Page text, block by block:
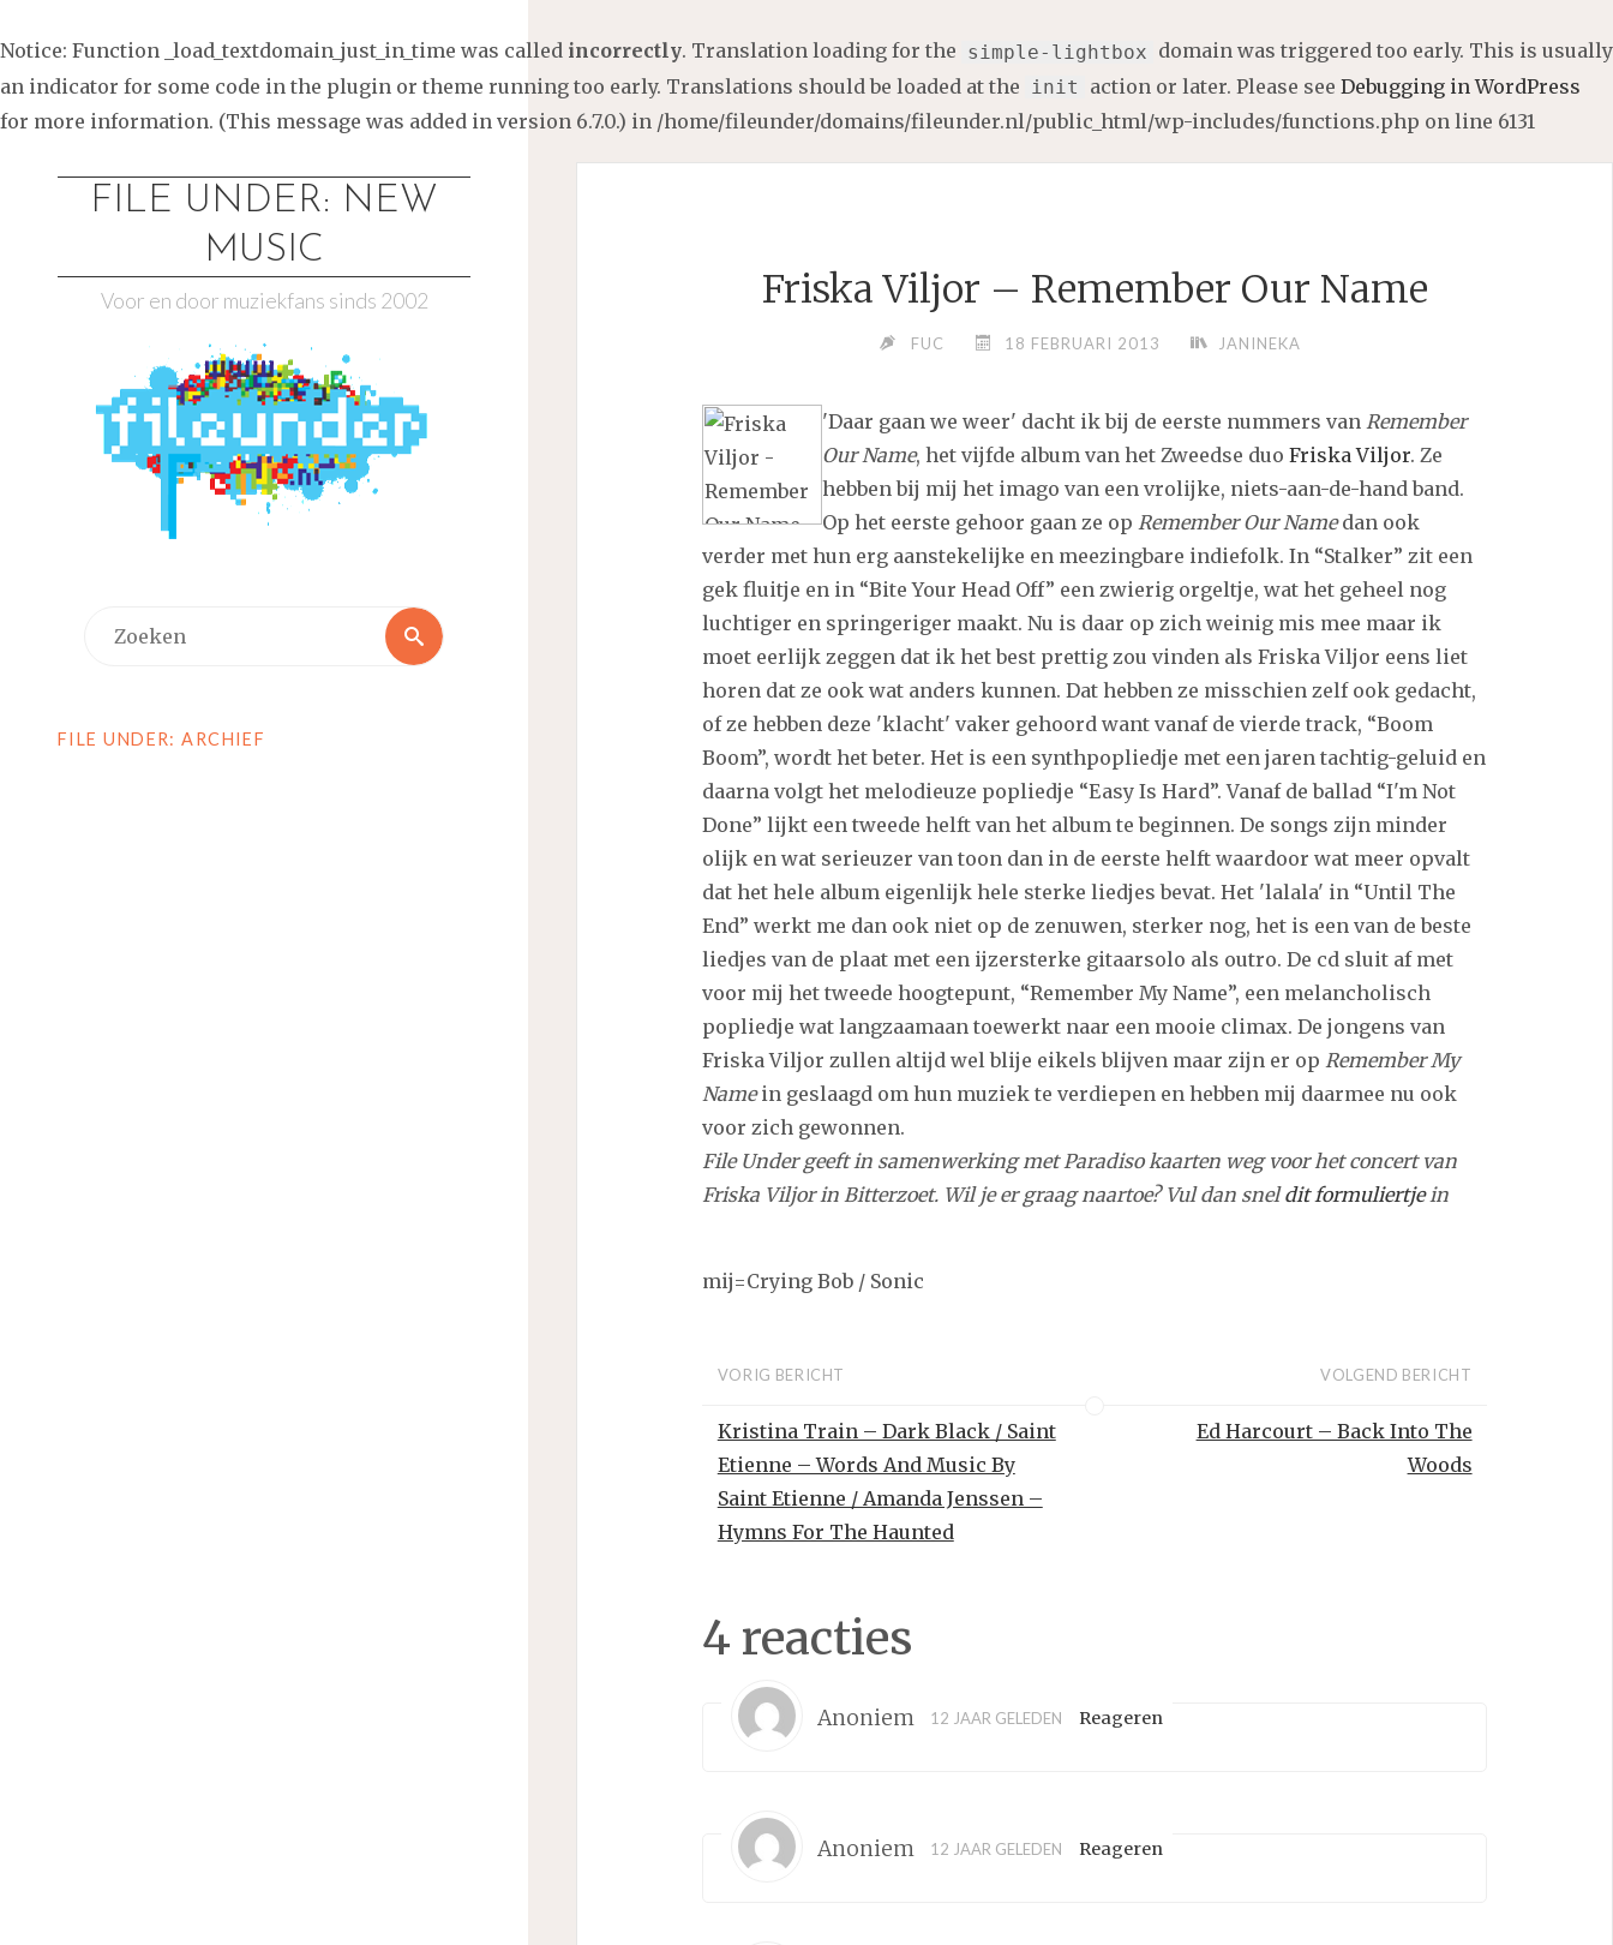
Notice: Function _load_textdomain_just_in_time was called incorrectly. Translation loading for the simple-lightbox domain was triggered too early. This is usually
an indicator for some code in the plugin or theme running too early. Translations should be loaded at the init action or later. Please see Debugging in WordPress
for more information. (This message was added in version 6.7.0.) in /home/fileunder/domains/fileunder.nl/public_html/wp-includes/functions.php on line 6131
FILE UNDER: NEW
MUSIC
Voor en door muziekfans sinds 2002
Zoeken
FILE UNDER: ARCHIEF
Friska Viljor – Remember Our Name
FUC 18 FEBRUARI 2013 JANINEKA
'Daar gaan we weer' dacht ik bij de eerste nummers van Remember
Our Name, het vijfde album van het Zweedse duo Friska Viljor. Ze
hebben bij mij het imago van een vrolijke, niets-aan-de-hand band.
Op het eerste gehoor gaan ze op Remember Our Namedan ook
verder met hun erg aanstekelijke en meezingbare indiefolk. In “Stalker” zit een
gek fluitje en in “Bite Your Head Off” een zwierig orgeltje, wat het geheel nog
luchtiger en springeriger maakt. Nu is daar op zich weinig mis mee maar ik
moet eerlijk zeggen dat ik het best prettig zou vinden als Friska Viljor eens liet
horen dat ze ook wat anders kunnen. Dat hebben ze misschien zelf ook gedacht,
of ze hebben deze 'klacht' vaker gehoord want vanaf de vierde track, “Boom
Boom”, wordt het beter. Het is een synthpopliedje met een jaren tachtig-geluid en
daarna volgt het melodieuze popliedje “Easy Is Hard”. Vanaf de ballad “I'm Not
Done” lijkt een tweede helft van het album te beginnen. De songs zijn minder
olijk en wat serieuzer van toon dan in de eerste helft waardoor wat meer opvalt
dat het hele album eigenlijk hele sterke liedjes bevat. Het 'lalala' in “Until The
End” werkt me dan ook niet op de zenuwen, sterker nog, het is een van de beste
liedjes van de plaat met een ijzersterke gitaarsolo als outro. De cd sluit af met
voor mij het tweede hoogtepunt, “Remember My Name”, een melancholisch
popliedje wat langzaamaan toewerkt naar een mooie climax. De jongens van
Friska Viljor zullen altijd wel blije eikels blijven maar zijn er op Remember My
Namein geslaagd om hun muziek te verdiepen en hebben mij daarmee nu ook
voor zich gewonnen.
File Under geeft in samenwerking met Paradiso kaarten weg voor het concert van
Friska Viljor in Bitterzoet. Wil je er graag naartoe? Vul dan sneldit formuliertjein
mij=Crying Bob / Sonic
VORIG BERICHT
Kristina Train – Dark Black / Saint
Etienne – Words And Music By
Saint Etienne / Amanda Jenssen –
Hymns For The Haunted
VOLGEND BERICHT
Ed Harcourt – Back Into The
Woods
4 reacties
Anoniem 12 JAAR GELEDEN Reageren
Anoniem 12 JAAR GELEDEN Reageren